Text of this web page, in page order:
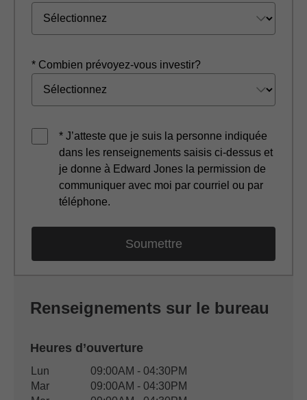
* Combien prévoyez-vous investir?
* J’atteste que je suis la personne indiquée
dans les renseignements saisis ci-dessus et
je donne à Edward Jones la permission de
communiquer avec moi par courriel ou par
téléphone.
Renseignements sur le bureau
Heures d’ouverture
Heures d’ouverture du bureau
Jour de semaineDisponibilité
Lun
09:00AM - 04:30PM
Mar
09:00AM - 04:30PM